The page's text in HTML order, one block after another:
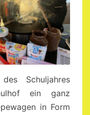
Schuljahres
ein ganz
in Form